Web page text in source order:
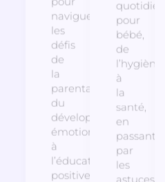
naviguer
les
défis
de
la
parentalité,
du
développement
émotionnel
à
l’éducation
positive.
quotidiens
pour
bébé,
de
l’hygiène
à
la
santé,
en
passant
par
les
astuces